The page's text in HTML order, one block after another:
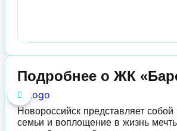
Подробнее о ЖК
Новороссийск представляет
семьи и воплощение в жизнь